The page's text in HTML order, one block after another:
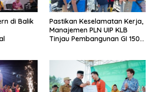
di Balik
Pastikan Keselamatan Kerja,
Manajemen PLN UIP KLB
Tinjau Pembangunan GI 150